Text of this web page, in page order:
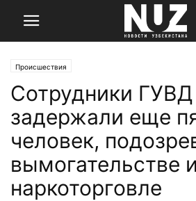
Происшествия
Сотрудники
задержали еще
человек,
вымогательстве и
наркоторговле